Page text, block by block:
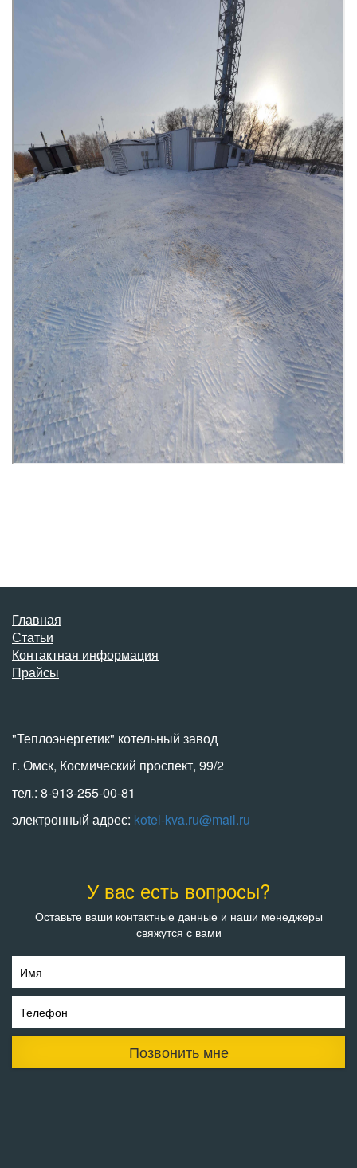
Главная
Статьи
Контактная информация
Прайсы
"Теплоэнергетик" котельный завод
г. Омск, Космический проспект, 99/2
тел.: 8-913-255-00-81
электронный адрес: kotel-kva.ru@mail.ru
У вас есть вопросы?
Оставьте ваши контактные данные и наши менеджеры
свяжутся с вами
Имя
Телефон
Позвонить мне